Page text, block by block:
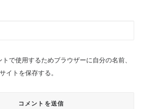
トで使用するためブラウザーに自分の名前、
イトを保存する。